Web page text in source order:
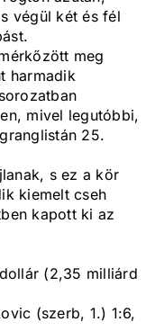
végül két és fél
meg
harmadik
mivel legutóbbi,
25.
s ez a kör
kiemelt cseh
kapott ki az
(2,35 milliárd
(szerb, 1.) 1:6,